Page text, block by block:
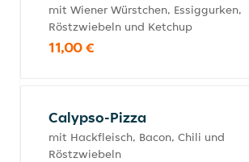
mit Wiener Würstchen, Essiggurken,
Röstzwiebeln und Ketchup
11,00 €
Calypso-Pizza
mit Hackfleisch, Bacon, Chili und
Röstzwiebeln